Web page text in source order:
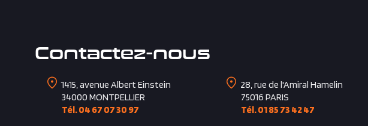
Contactez-nous
1415, avenue Albert Einstein
34000 MONTPELLIER
Tél. 04 67 07 30 97
28, rue de l'Amiral Hamelin
75016 PARIS
Tél. 01 85 73 42 47